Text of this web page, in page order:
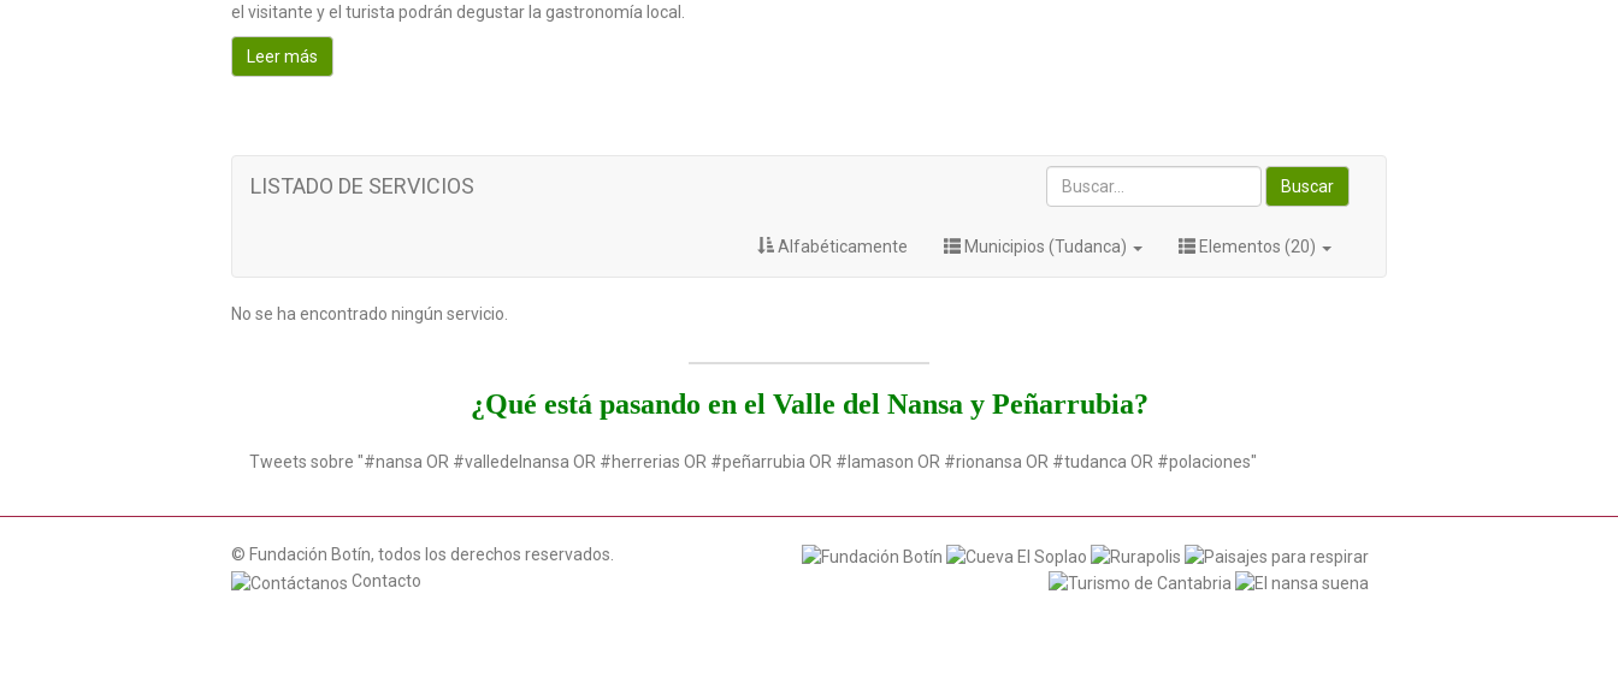
el visitante y el turista podrán degustar la gastronomía local.
Leer más
LISTADO DE SERVICIOS Buscar
Alfabéticamente Municipios (Tudanca) Elementos (20)
No se ha encontrado ningún servicio.
¿Qué está pasando en el Valle del Nansa y Peñarrubia?
Tweets sobre "#nansa OR #valledelnansa OR #herrerias OR #peñarrubia OR #lamason OR #rionansa OR #tudanca OR #polaciones"
© Fundación Botín, todos los derechos reservados.
Contacto